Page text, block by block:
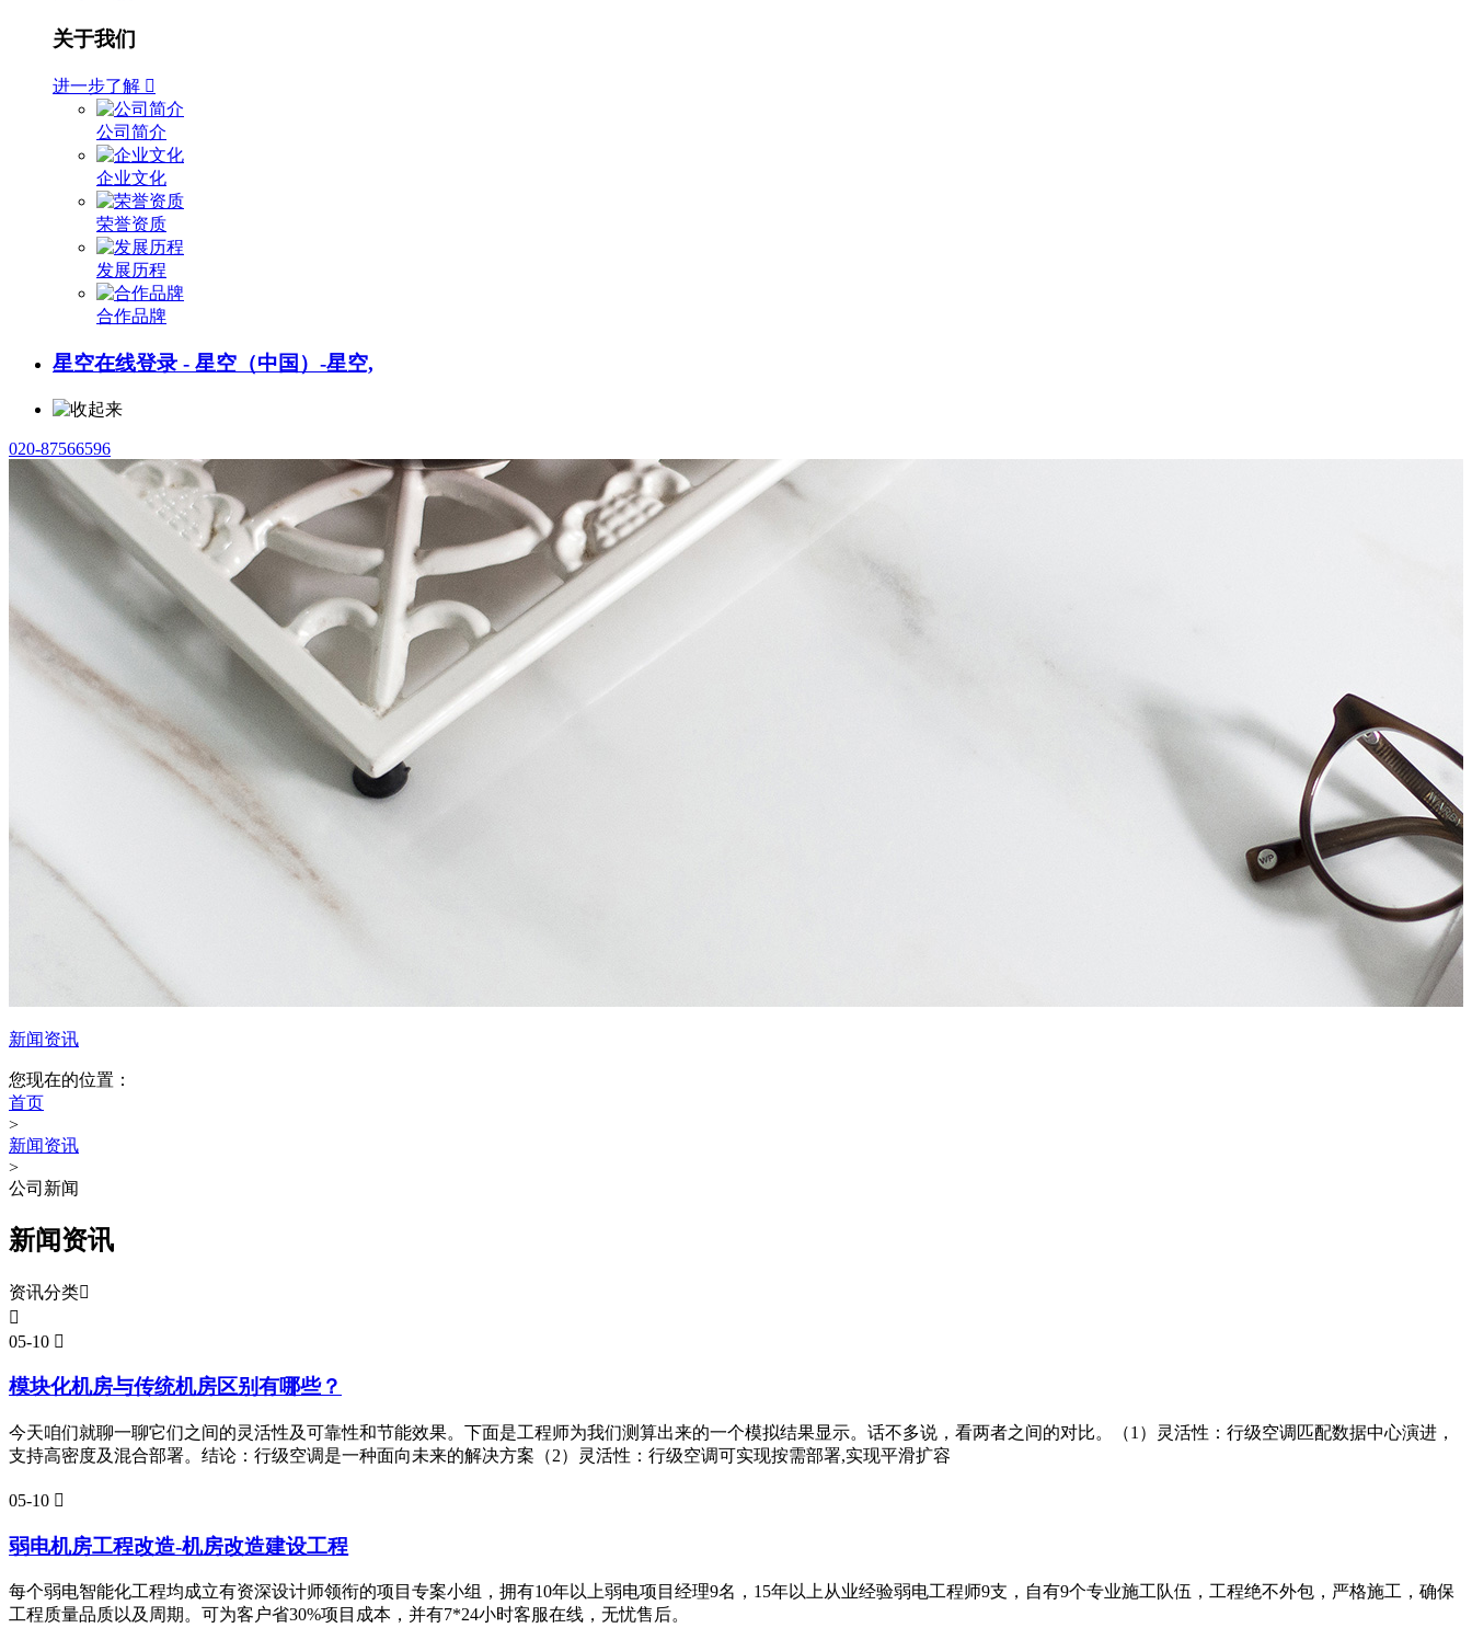
关于我们
进一步了解 
公司简介
企业文化
荣誉资质
发展历程
合作品牌
星空在线登录 - 星空（中国）-星空,
020-87566596
新闻资讯
您现在的位置：
首页
>
新闻资讯
>
公司新闻
新闻资讯
资讯分类

05-10 
模块化机房与传统机房区别有哪些？
今天咱们就聊一聊它们之间的灵活性及可靠性和节能效果。下面是工程师为我们测算出来的一个模拟结果显示。话不多说，看两者之间的对比。（1）灵活性：行级空调匹配数据中心演进，
支持高密度及混合部署。结论：行级空调是一种面向未来的解决方案（2）灵活性：行级空调可实现按需部署,实现平滑扩容
05-10 
弱电机房工程改造-机房改造建设工程
每个弱电智能化工程均成立有资深设计师领衔的项目专案小组，拥有10年以上弱电项目经理9名，15年以上从业经验弱电工程师9支，自有9个专业施工队伍，工程绝不外包，严格施工，确保
工程质量品质以及周期。可为客户省30%项目成本，并有7*24小时客服在线，无忧售后。